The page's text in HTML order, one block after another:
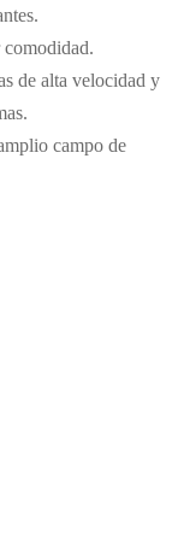
de alta velocidad y
campo de